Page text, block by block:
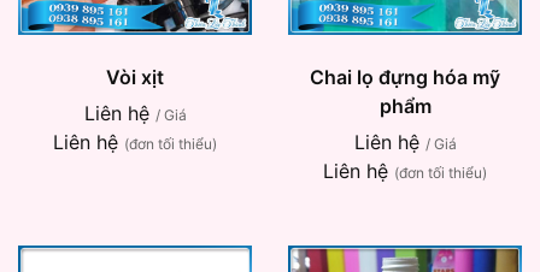
Vòi xịt
Liên hệ / Giá
Liên hệ (đơn tối thiểu)
Chai lọ đựng hóa mỹ
phẩm
Liên hệ / Giá
Liên hệ (đơn tối thiểu)